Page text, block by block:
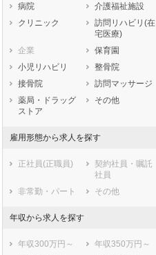
石川県
福井県
岐阜県
静岡県
愛知県
三重県
大阪府
兵庫県
奈良県
鳥取県
島根県
広島県
山口県
徳島県
香川県
愛媛県
熊本県
大分県
病院
介護福祉施設
クリニック
訪問リハビリ(在
宅医療)
企業
保育園
小児リハビリ
整骨院
接骨院
訪問マッサージ
薬局・ドラッグ
ストア
その他
雇用形態から求人を探す
正社員(正職員)
契約社員・嘱託
社員
非常勤・パート
その他
年収から求人を探す
年収300万円～
年収350万円～